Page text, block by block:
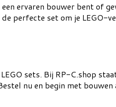
ervaren bouwer bent of
perfecte set om je LEGO-
sets. Bij RP-C.shop
nu en begin met bouwen